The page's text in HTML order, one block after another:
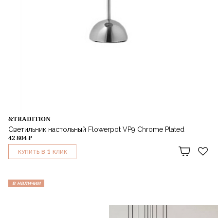
&TRADITION
Светильник настольный Flowerpot VP9 Chrome Plated
42 804 ₽
КУПИТЬ В 1 КЛИК
в наличии